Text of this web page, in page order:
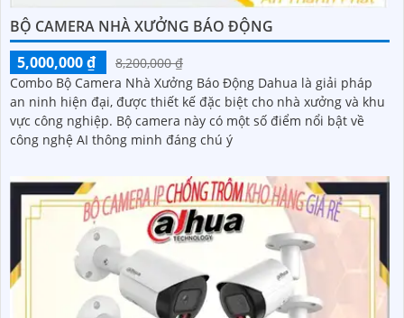
BỘ CAMERA NHÀ XƯỞNG BÁO ĐỘNG
5,000,000 ₫
8,200,000 ₫
Combo Bộ Camera Nhà Xưởng Báo Động Dahua là giải pháp
an ninh hiện đại, được thiết kế đặc biệt cho nhà xưởng và khu
vực công nghiệp. Bộ camera này có một số điểm nổi bật về
công nghệ AI thông minh đáng chú ý